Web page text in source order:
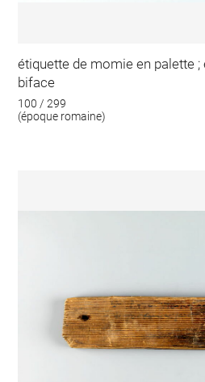
étiquette de momie en palette
biface
100 / 299
(époque romaine)